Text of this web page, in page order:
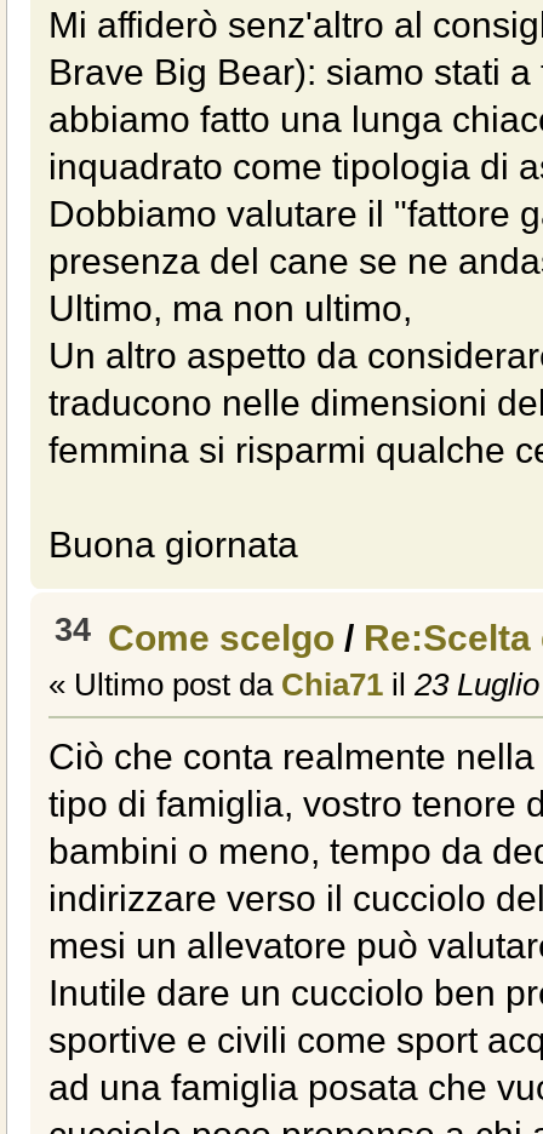
Mi affiderò senz'altro al
Brave Big Bear): siamo stati
abbiamo fatto una lunga
inquadrato come tipologia di
Dobbiamo valutare il "fattore
presenza del cane se ne
Ultimo, ma non ultimo,
Un altro aspetto da
traducono nelle dimensioni
femmina si risparmi qualche
Buona giornata
34 Come scelgo /
« Ultimo post da Chia71 il 23
Ciò che conta realmente
tipo di famiglia, vostro tenore
bambini o meno, tempo da
indirizzare verso il cucciolo
mesi un allevatore può
Inutile dare un cucciolo ben
sportive e civili come sport
ad una famiglia posata che